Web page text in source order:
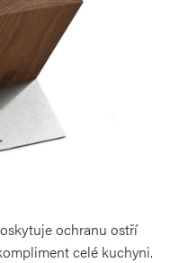
ochranu ostří
celé kuchyni.